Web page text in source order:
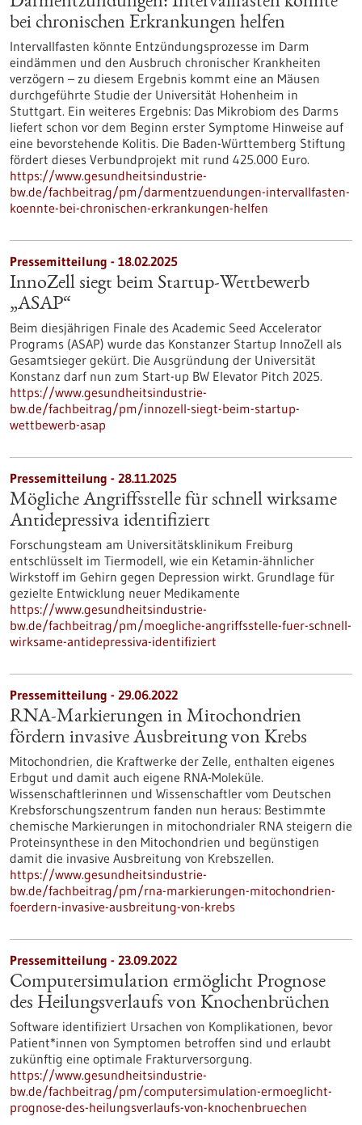
bei chronischen Erkrankungen helfen
Intervallfasten könnte Entzündungsprozesse im Darm
eindämmen und den Ausbruch chronischer Krankheiten
verzögern – zu diesem Ergebnis kommt eine an Mäusen
durchgeführte Studie der Universität Hohenheim in
Stuttgart. Ein weiteres Ergebnis: Das Mikrobiom des Darms
liefert schon vor dem Beginn erster Symptome Hinweise auf
eine bevorstehende Kolitis. Die Baden-Württemberg Stiftung
fördert dieses Verbundprojekt mit rund 425.000 Euro.
https://www.gesundheitsindustrie-
bw.de/fachbeitrag/pm/darmentzuendungen-intervallfasten-
koennte-bei-chronischen-erkrankungen-helfen
Pressemitteilung - 18.02.2025
InnoZell siegt beim Startup-Wettbewerb
„ASAP“
Beim diesjährigen Finale des Academic Seed Accelerator
Programs (ASAP) wurde das Konstanzer Startup InnoZell als
Gesamtsieger gekürt. Die Ausgründung der Universität
Konstanz darf nun zum Start-up BW Elevator Pitch 2025.
https://www.gesundheitsindustrie-
bw.de/fachbeitrag/pm/innozell-siegt-beim-startup-
wettbewerb-asap
Pressemitteilung - 28.11.2025
Mögliche Angriffsstelle für schnell wirksame
Antidepressiva identifiziert
Forschungsteam am Universitätsklinikum Freiburg
entschlüsselt im Tiermodell, wie ein Ketamin-ähnlicher
Wirkstoff im Gehirn gegen Depression wirkt. Grundlage für
gezielte Entwicklung neuer Medikamente
https://www.gesundheitsindustrie-
bw.de/fachbeitrag/pm/moegliche-angriffsstelle-fuer-schnell-
wirksame-antidepressiva-identifiziert
Pressemitteilung - 29.06.2022
RNA-Markierungen in Mitochondrien
fördern invasive Ausbreitung von Krebs
Mitochondrien, die Kraftwerke der Zelle, enthalten eigenes
Erbgut und damit auch eigene RNA-Moleküle.
Wissenschaftlerinnen und Wissenschaftler vom Deutschen
Krebsforschungszentrum fanden nun heraus: Bestimmte
chemische Markierungen in mitochondrialer RNA steigern die
Proteinsynthese in den Mitochondrien und begünstigen
damit die invasive Ausbreitung von Krebszellen.
https://www.gesundheitsindustrie-
bw.de/fachbeitrag/pm/rna-markierungen-mitochondrien-
foerdern-invasive-ausbreitung-von-krebs
Pressemitteilung - 23.09.2022
Computersimulation ermöglicht Prognose
des Heilungsverlaufs von Knochenbrüchen
Software identifiziert Ursachen von Komplikationen, bevor
Patient*innen von Symptomen betroffen sind und erlaubt
zukünftig eine optimale Frakturversorgung.
https://www.gesundheitsindustrie-
bw.de/fachbeitrag/pm/computersimulation-ermoeglicht-
prognose-des-heilungsverlaufs-von-knochenbruechen